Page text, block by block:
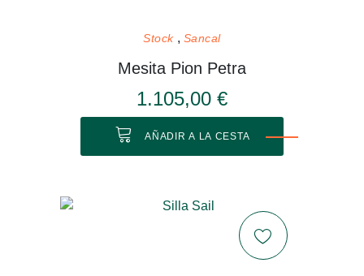
Stock Sancal
Mesita Pion Petra
1.105,00 €
AÑADIR A LA CESTA